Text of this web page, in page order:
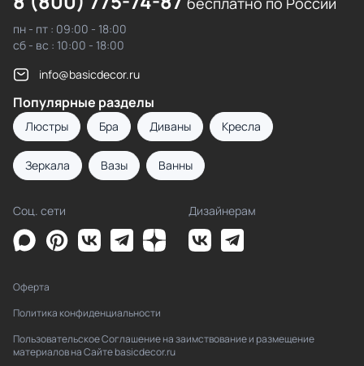
пн - пт : 09:00 - 18:00
сб - вс : 10:00 - 18:00
info@basicdecor.ru
Популярные разделы
Люстры Бра Диваны Кресла
Зеркала Вазы Ванны
Соц. сети Дизайнерам
Оферта
Политика конфиденциальности
Пользовательское Соглашение на заимствование и размещение
материалов на Сайте basicdecor.ru